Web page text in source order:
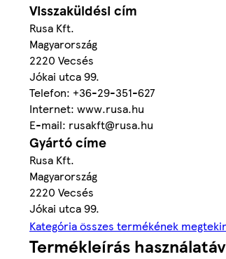
Visszaküldési cím
Rusa Kft.
Magyarország
2220 Vecsés
Jókai utca 99.
Telefon: +36-29-351-627
Internet: www.rusa.hu
E-mail: rusakft@rusa.hu
Gyártó címe
Rusa Kft.
Magyarország
2220 Vecsés
Jókai utca 99.
Kategória összes termékének
Termékleírás